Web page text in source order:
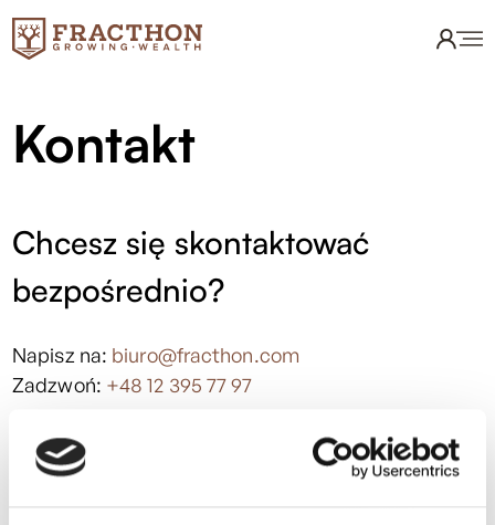
Kontakt
Chcesz się skontaktować
bezpośrednio?
Napisz na: biuro@fracthon.com
Zadzwoń: +48 12 395 77 97
Wybierz formularz: